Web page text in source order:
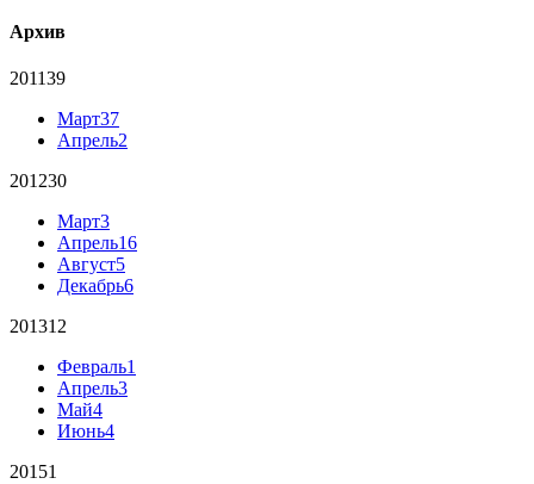
Архив
201139
Март37
Апрель2
201230
Март3
Апрель16
Август5
Декабрь6
201312
Февраль1
Апрель3
Май4
Июнь4
20151